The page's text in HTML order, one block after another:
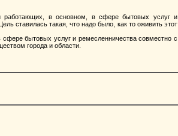
работающих, в основном, в сфере бытовых услуг и
ставилась такая, что надо было, как то оживить этот
сфере бытовых услуг и ремесленничества совместно с
города и области.